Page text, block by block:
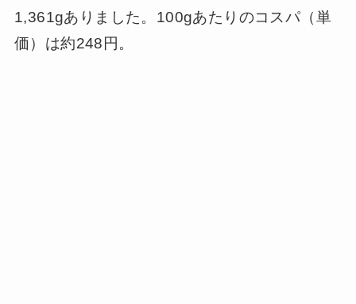
1,361gありました。100gあたりのコスパ（単
価）は約248円。